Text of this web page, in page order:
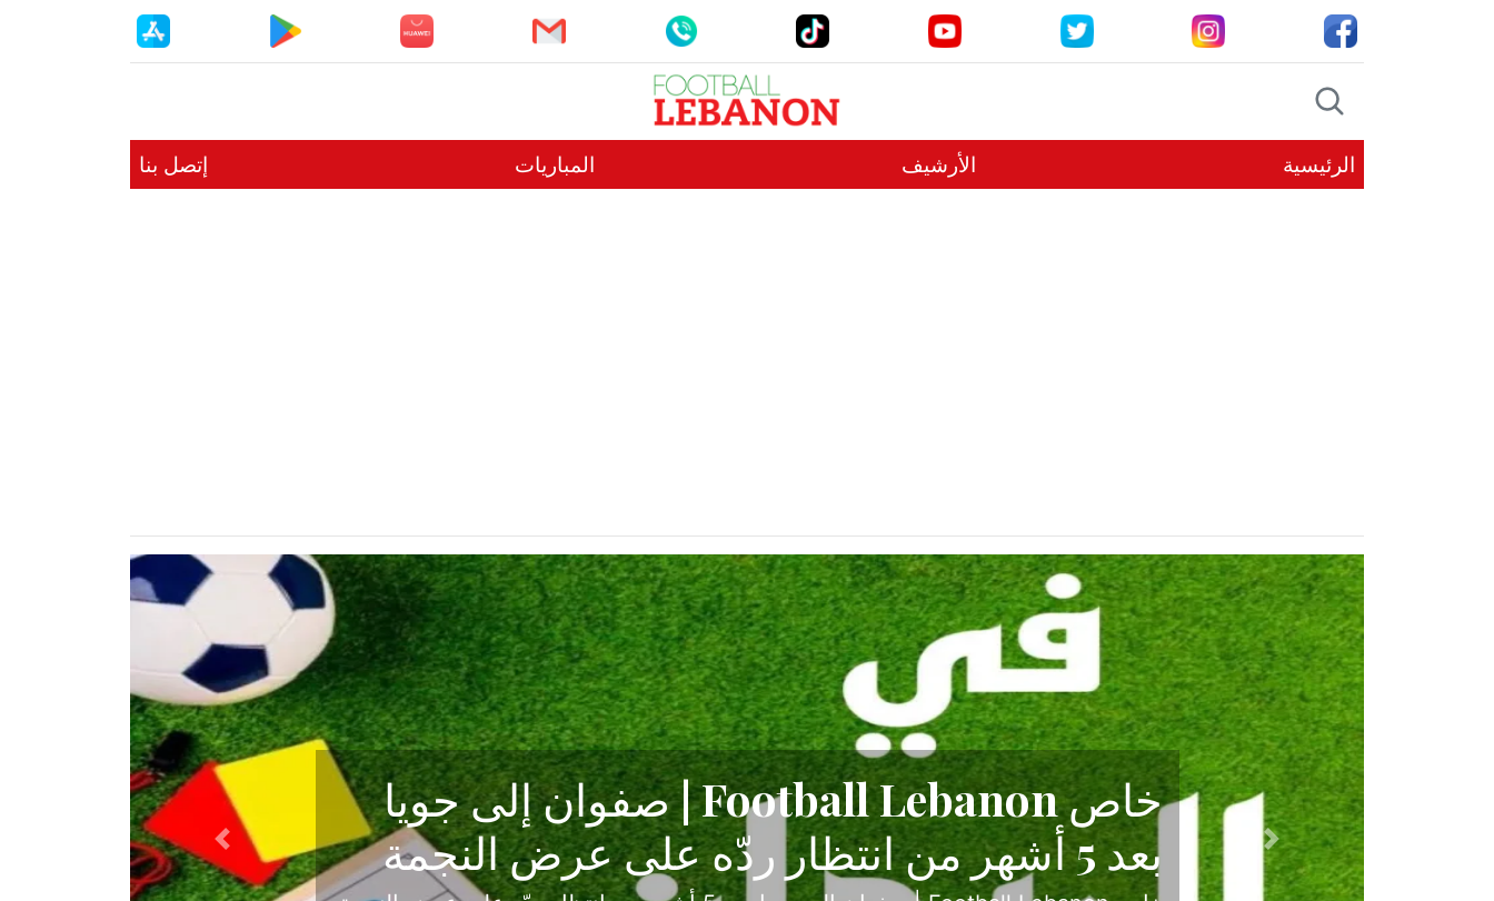
الرئيسية الأرشيف المباريات إتصل بنا
حكاية نجاح تبدأ من جبل محسن وتنتهي في
الدرجة الأولى
Previous
Next